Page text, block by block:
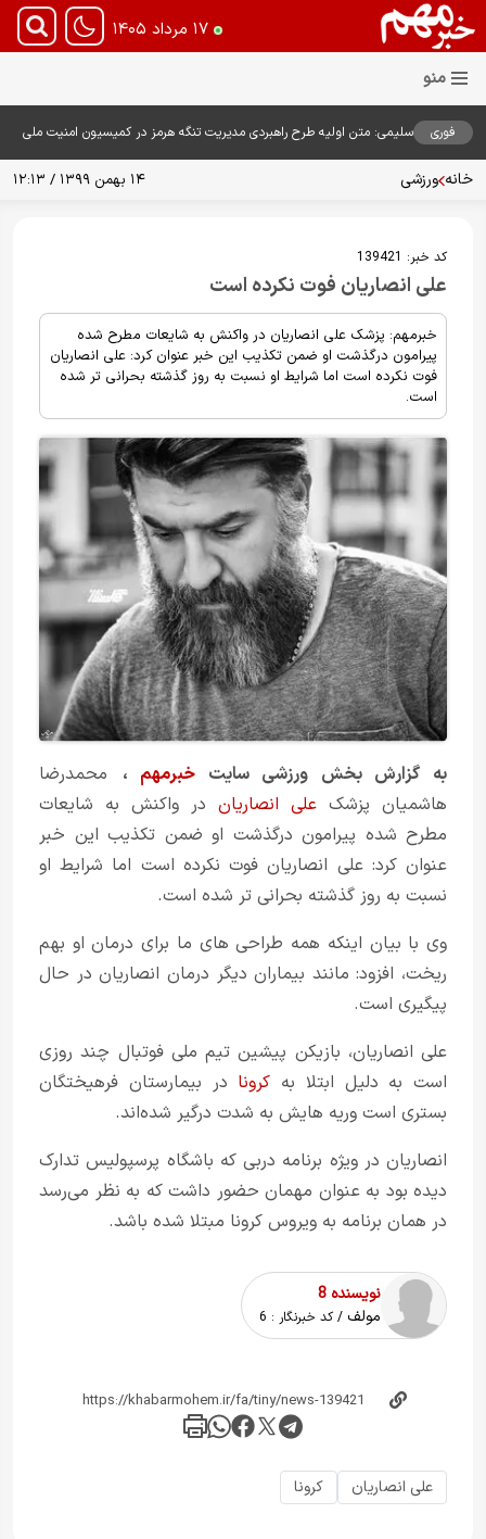
۱۷ مرداد ۱۴۰۵
فوری
سلیمی: متن اولیه طرح راهبردی مدیریت تنگه هرمز در کمیسیون امنیت ملی
خانه ورزشی ۱۴ بهمن ۱۳۹۹ / ۱۲:۱۳
کد خبر: 139421
علی انصاریان فوت نکرده است
خبرمهم: پزشک علی انصاریان در واکنش به شایعات مطرح شده
پیرامون درگذشت او ضمن تکذیب این خبر عنوان کرد: علی انصاریان
فوت نکرده است اما شرایط او نسبت به روز گذشته بحرانی تر شده
است.
به گزارش بخش ورزشی سایت خبرمهم ، محمدرضا
هاشمیان پزشک علی انصاریان در واکنش به شایعات
مطرح شده پیرامون درگذشت او ضمن تکذیب این خبر
عنوان کرد: علی انصاریان فوت نکرده است اما شرایط او
نسبت به روز گذشته بحرانی تر شده است.
وی با بیان اینکه همه طراحی های ما برای درمان او بهم
ریخت، افزود: مانند بیماران دیگر درمان انصاریان در حال
پیگیری است.
علی انصاریان، بازیکن پیشین تیم ملی فوتبال چند روزی
است به دلیل ابتلا به کرونا در بیمارستان فرهیختگان
بستری است و‌ریه هایش به شدت درگیر شده‌اند.
انصاریان در ویژه برنامه دربی که باشگاه پرسپولیس تدارک
دیده بود به عنوان مهمان حضور داشت که به نظر می‌رسد
در همان برنامه به ویروس کرونا مبتلا شده باشد.
نویسنده 8
مولف / کد خبرنگار : 6
علی انصاریان کرونا